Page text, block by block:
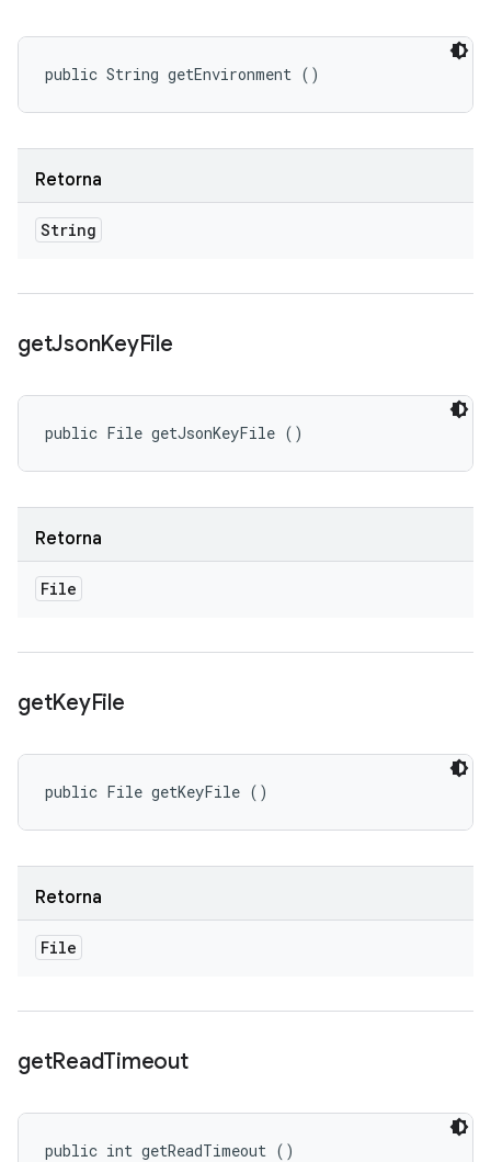
public String getEnvironment ()
Retorna
String
getJsonKeyFile
public File getJsonKeyFile ()
Retorna
File
getKeyFile
public File getKeyFile ()
Retorna
File
getReadTimeout
public int getReadTimeout ()